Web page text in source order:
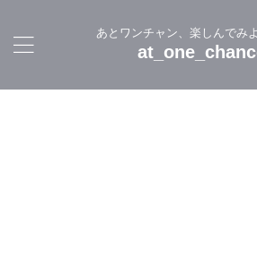
あとワンチャン、楽しんでみ